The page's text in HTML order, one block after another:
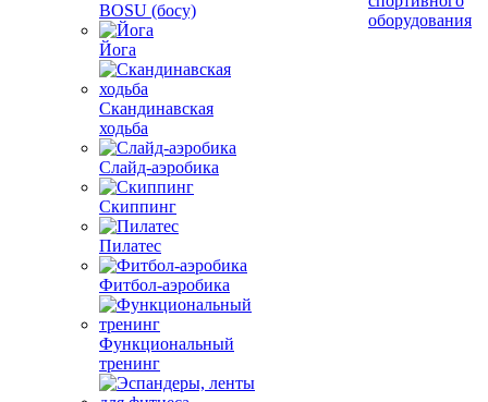
BOSU (босу)
Йога
Скандинавская
ходьба
Слайд-аэробика
Скиппинг
Пилатес
Фитбол-аэробика
Функциональный
тренинг
оборудования